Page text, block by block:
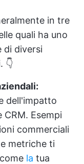
in tre
quali ha uno
di diversi
👇
dell'impatto
Esempi
commerciali
metriche ti
la tua